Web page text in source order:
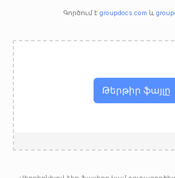
Գործում է groupdocs.com և
Թերթիր ֆայլը